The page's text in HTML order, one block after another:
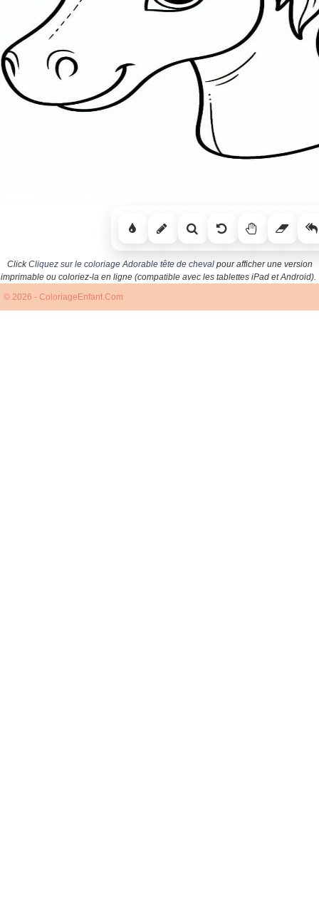
ClickCliquez sur le coloriage Adorable tête de chevalpour afficher une version
imprimable ou coloriez-la en ligne (compatible avec les tablettes iPad et Android).
© 2026 - ColoriageEnfant.Com